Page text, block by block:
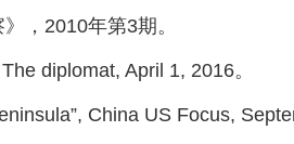
，2010年第3期。
diplomat, April 1, 2016。
China US Focus,